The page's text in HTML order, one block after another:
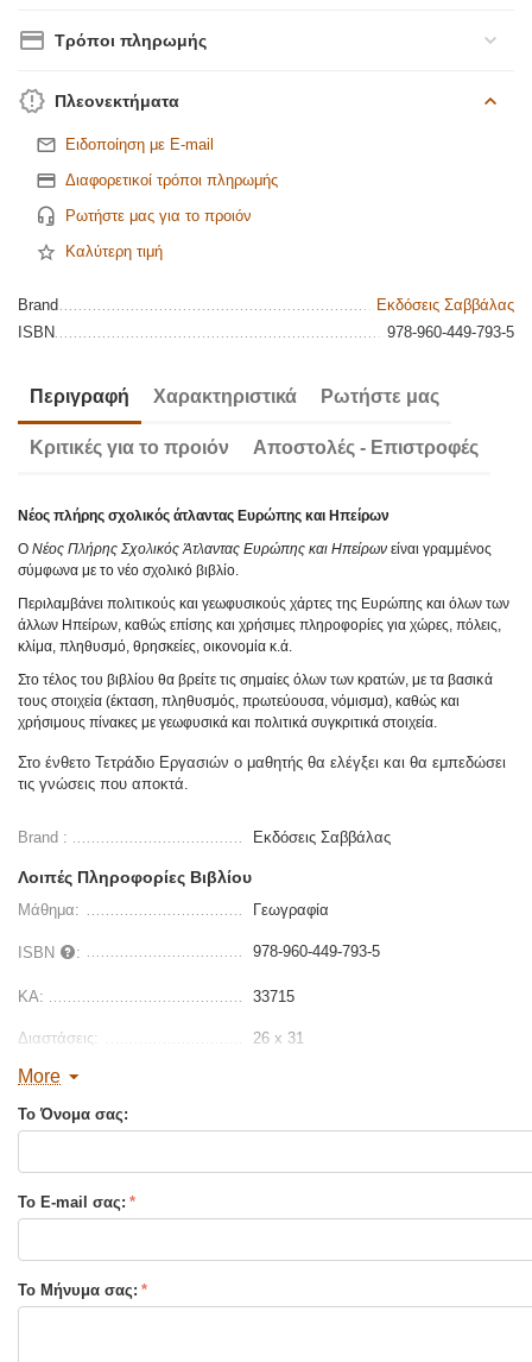
Τρόποι πληρωμής
Πλεονεκτήματα
Ειδοποίηση με E-mail
Διαφορετικοί τρόποι πληρωμής
Ρωτήστε μας για το προιόν
Καλύτερη τιμή
Brand
Εκδόσεις Σαββάλας
ISBN
978-960-449-793-5
Περιγραφή Χαρακτηριστικά Ρωτήστε μας
Κριτικές για το προιόν Αποστολές - Επιστροφές
Νέος πλήρης σχολικός άτλαντας Ευρώπης και Ηπείρων
ΟΝέος Πλήρης Σχολικός Άτλαντας Ευρώπης και Ηπείρων είναι γραμμένος
σύμφωνα με το νέο σχολικό βιβλίο.
Περιλαμβάνει πολιτικούς και γεωφυσικούς χάρτες της Ευρώπης και όλων των
άλλων Ηπείρων, καθώς επίσης και χρήσιμες πληροφορίες για χώρες, πόλεις,
κλίμα, πληθυσμό, θρησκείες, οικονομία κ.ά.
Στο τέλος του βιβλίου θα βρείτε τις σημαίες όλων των κρατών, με τα βασικά
τους στοιχεία (έκταση, πληθυσμός, πρωτεύουσα, νόμισμα), καθώς και
χρήσιμους πίνακες με γεωφυσικά και πολιτικά συγκριτικά στοιχεία.
Στο ένθετο Τετράδιο Εργασιών ο μαθητής θα ελέγξει και θα εμπεδώσει
τις γνώσεις που αποκτά.
Brand : Εκδόσεις Σαββάλας
Λοιπές Πληροφορίες Βιβλίου
Μάθημα: Γεωγραφία
ISBN : 978-960-449-793-5
ΚΑ: 33715
Διαστάσεις: 26 x 31
Σελίδες :
Τύπος Εξωφύλλου:
More
Το Όνομα σας:
Το E-mail σας:
Το Μήνυμα σας: